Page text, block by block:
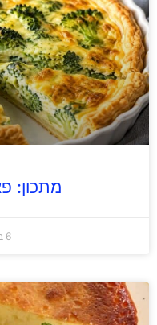
מתכון:
6 באוגוסט 2026